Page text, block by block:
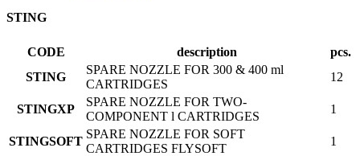
STING
CODE description
pcs.
STING
SPARE NOZZLE FOR 300 & 400 ml
CARTRIDGES
12
STINGXP
SPARE NOZZLE FOR TWO-
COMPONENT l CARTRIDGES
1
STINGSOFT
SPARE NOZZLE FOR SOFT
CARTRIDGES FLYSOFT
1